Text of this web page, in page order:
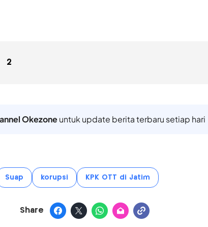
2
Okezoneuntuk update berita terbaru setiap hari
Suap korupsi KPK OTT di Jatim
Share